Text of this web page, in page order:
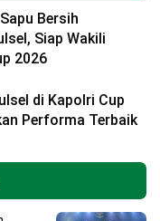
Bersih
Siap Wakili
2026
di Kapolri Cup
Performa Terbaik